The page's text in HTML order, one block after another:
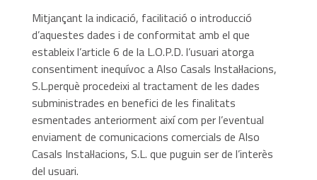
Mitjançant la indicació, facilitació o introducció
d’aquestes dades i de conformitat amb el que
estableix l’article 6 de la L.O.P.D. l’usuari atorga
consentiment inequívoc a Also Casals Instal·lacions,
S.L.perquè procedeixi al tractament de les dades
subministrades en benefici de les finalitats
esmentades anteriorment així com per l’eventual
enviament de comunicacions comercials de Also
Casals Instal·lacions, S.L. que puguin ser de l’interès
del usuari.